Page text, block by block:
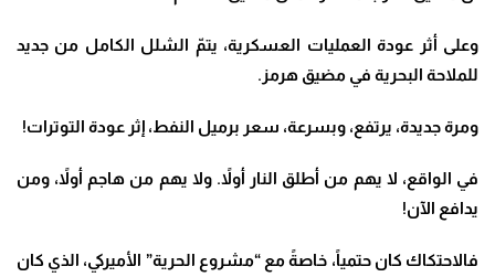
وعلى أثر عودة العمليات العسكرية، يتمّ الشلل الكامل من جديد
للملاحة البحرية في مضيق هرمز .
ومرة جديدة، يرتفع، وبسرعة، سعر برميل النفط، إثر عودة التوترات!
في الواقع، لا يهم من أطلق النار أولاً. ولا يهم من هاجم أولاً، ومن
يدافع الآن!
فالاحتكاك كان حتمياً، خاصةً مع “مشروع الحرية” الأميركي، الذي كان